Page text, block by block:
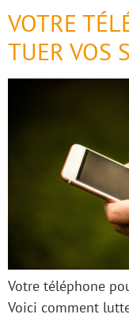
VOTRE
TUER VOS
Votre téléphone
Voici comment